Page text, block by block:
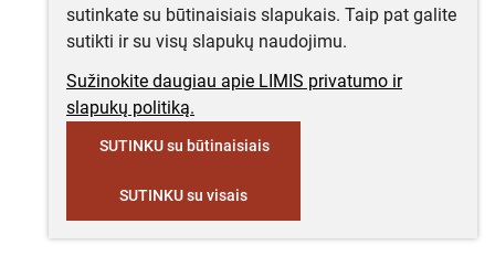
sutinkate su būtinaisiais slapukais. Taip pat galite
sutikti ir su visų slapukų naudojimu.
Sužinokite daugiau apie LIMIS privatumo ir
slapukų politiką.
SUTINKU su būtinaisiais
SUTINKU su visais